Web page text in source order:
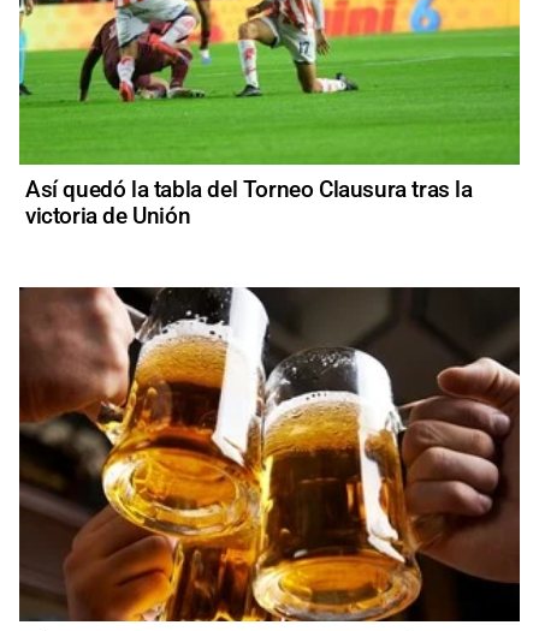
Así quedó la tabla del Torneo Clausura tras la
victoria de Unión